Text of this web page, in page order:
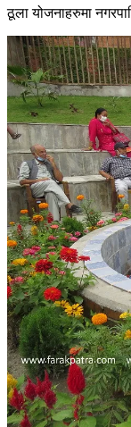
ठूला योजनाहरुमा